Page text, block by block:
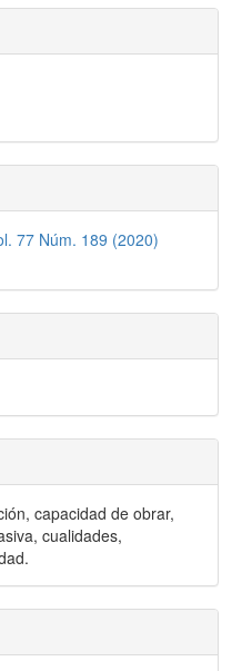
77 Núm. 189 (2020)
capacidad de obrar,
cualidades,